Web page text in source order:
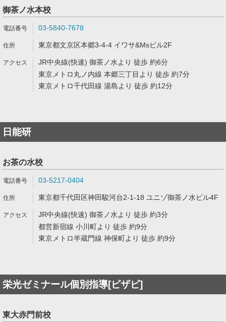
御茶ノ水本校
03-5840-7678
東京都文京区本郷3-4-4 イワサ&Msビル2F
JR中央線(快速) 御茶ノ水より 徒歩 約6分
東京メトロ丸ノ内線 本郷三丁目より 徒歩 約7分
東京メトロ千代田線 湯島より 徒歩 約12分
日能研
お茶の水校
03-5217-0404
東京都千代田区神田駿河台2-1-18 ユニゾ御茶ノ水ビル4F
JR中央線(快速) 御茶ノ水より 徒歩 約3分
都営新宿線 小川町より 徒歩 約9分
東京メトロ半蔵門線 神保町より 徒歩 約9分
栄光ゼミナール個別指導[ビザビ]
東大赤門前校